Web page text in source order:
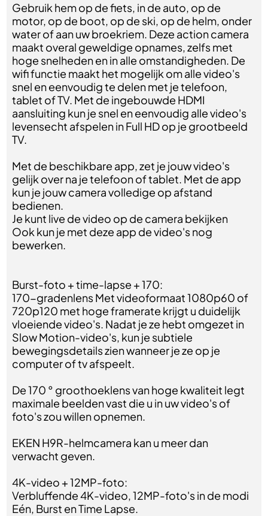
Gebruik hem op de fiets, in de auto, op de
motor, op de boot, op de ski, op de helm, onder
water of aan uw broekriem. Deze action camera
maakt overal geweldige opnames, zelfs met
hoge snelheden en in alle omstandigheden. De
wifi functie maakt het mogelijk om alle video's
snel en eenvoudig te delen met je telefoon,
tablet of TV. Met de ingebouwde HDMI
aansluiting kun je snel en eenvoudig alle video's
levensecht afspelen in Full HD op je grootbeeld
TV.
Met de beschikbare app, zet je jouw video's
gelijk over na je telefoon of tablet. Met de app
kun je jouw camera volledige op afstand
bedienen.
Je kunt live de video op de camera bekijken
Ook kun je met deze app de video's nog
bewerken.
Burst-foto + time-lapse + 170:
170-gradenlens Met videoformaat 1080p60 of
720p120 met hoge framerate krijgt u duidelijk
vloeiende video's. Nadat je ze hebt omgezet in
Slow Motion-video's, kun je subtiele
bewegingsdetails zien wanneer je ze op je
computer of tv afspeelt.
De 170 ° groothoeklens van hoge kwaliteit legt
maximale beelden vast die u in uw video's of
foto's zou willen opnemen.
EKEN H9R-helmcamera kan u meer dan
verwacht geven.
4K-video + 12MP-foto:
Verbluffende 4K-video, 12MP-foto's in de modi
Eén, Burst en Time Lapse.